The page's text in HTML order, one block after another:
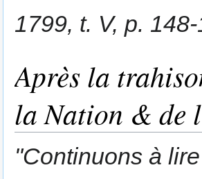
1799, t. V, p.
Après la
la Nation & de
"Continuons à